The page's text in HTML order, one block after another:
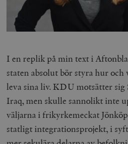
I en replik på min text i
staten absolut bör styra hur
leva sina liv. KDU motsätter
Iraq, men skulle sannolikt inte
väljarna i frikyrkemeckat
statligt integrationsprojekt, i